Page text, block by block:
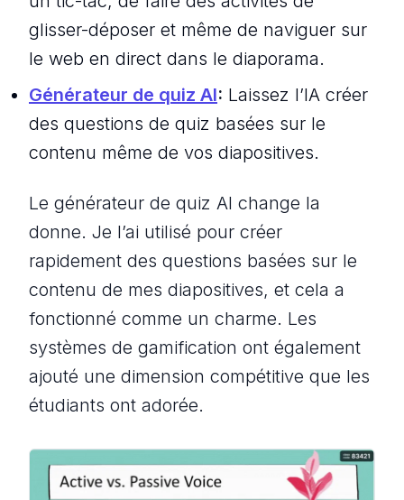
glisser-déposer et même de naviguer sur
le web en direct dans le diaporama.
Générateur de quiz AI: Laissez l’IA créer
des questions de quiz basées sur le
contenu même de vos diapositives.
Le générateur de quiz AI change la
donne. Je l’ai utilisé pour créer
rapidement des questions basées sur le
contenu de mes diapositives, et cela a
fonctionné comme un charme. Les
systèmes de gamification ont également
ajouté une dimension compétitive que les
étudiants ont adorée.